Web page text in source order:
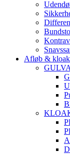
Afløb & kloak